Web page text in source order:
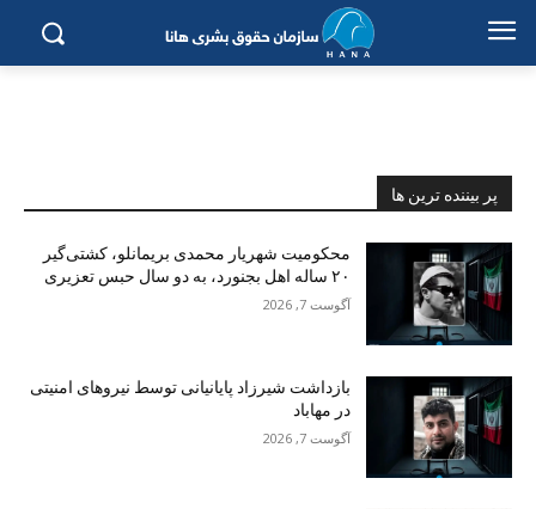
پر بیننده ترین ها
محکومیت شهریار محمدی بریمانلو، کشتی‌گیر
۲۰ ساله اهل بجنورد، به دو سال حبس تعزیری
آگوست 7, 2026
بازداشت شیرزاد پایانیانی توسط نیروهای امنیتی
در مهاباد
آگوست 7, 2026